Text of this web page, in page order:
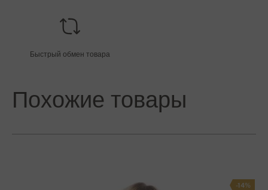
Быстрый обмен товара
Похожие товары
-14%